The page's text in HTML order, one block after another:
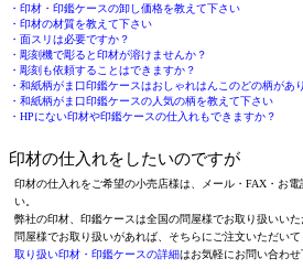
・印材・印鑑ケースの卸し価格を教えて下さい
・印材の材質を教えて下さい
・面スリは必要ですか？
・彫刻機で彫ると印材が溶けませんか？
・彫刻も依頼することはできますか？
・和紙柄がま口印鑑ケースはおしゃれはんこのどの柄があ
・和紙柄がま口印鑑ケースの人気の柄を教えて下さい
・HPにない印材や印鑑ケースの仕入れもできますか？
印材の仕入れをしたいのですが
印材の仕入れをご希望の小売店様は、メール・FAX・お
い。
弊社の印材、印鑑ケースは全国の問屋様でお取り扱いい
問屋様でお取り扱いがあれば、そちらにご注文いただいて
取り扱い印材・印鑑ケースの詳細はお気軽にお問い合わせ